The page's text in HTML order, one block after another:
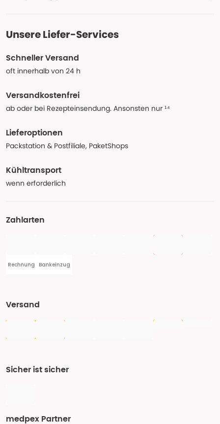
Unsere Liefer-Services
Schneller Versand
oft innerhalb von 24 h
Versandkostenfrei
ab oder bei Rezepteinsendung. Ansonsten nur ¹⁴
Lieferoptionen
Packstation & Postfiliale, PaketShops
Kühltransport
wenn erforderlich
Zahlarten
Rechnung Bankeinzug
Versand
Sicher ist sicher
medpex Partner